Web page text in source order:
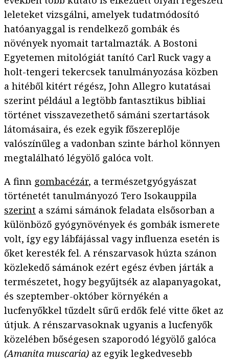
leleteket vizsgálni, amelyek tudatmódosító
hatóanyaggal is rendelkező gombák és
növények nyomait tartalmazták. A Bostoni
Egyetemen mitológiát tanító Carl Ruck vagy a
holt-tengeri tekercsek tanulmányozása közben
a hitéből kitért régész, John Allegro kutatásai
szerint például a legtöbb fantasztikus bibliai
történet visszavezethető sámáni szertartások
látomásaira, és ezek egyik főszereplője
valószínűleg a vadonban szinte bárhol könnyen
megtalálható légyölő galóca volt.
A finn gombacézár, a természetgyógyászat
történetét tanulmányozó Tero Isokauppila
szerint a számi sámánok feladata elsősorban a
különböző gyógynövények és gombák ismerete
volt, így egy lábfájással vagy influenza esetén is
őket keresték fel. A rénszarvasok húzta szánon
közlekedő sámánok ezért egész évben járták a
természetet, hogy begyűjtsék az alapanyagokat,
és szeptember-október környékén a
lucfenyőkkel tűzdelt sűrű erdők felé vitte őket az
útjuk. A rénszarvasoknak ugyanis a lucfenyők
közelében bőségesen szaporodó légyölő galóca
(Amanita muscaria) az egyik legkedvesebb